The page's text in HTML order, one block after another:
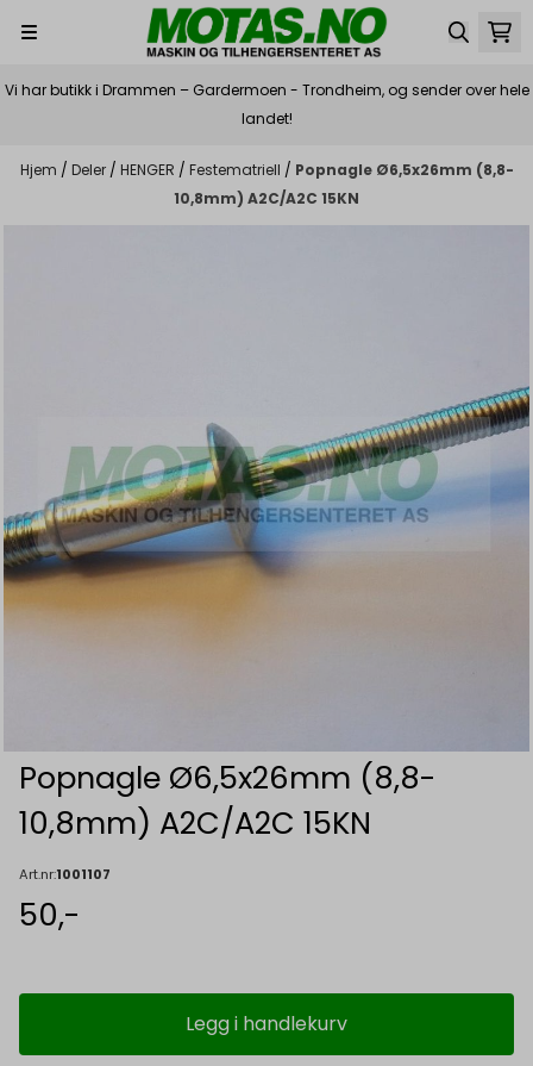
Hopp til innhold
Vi har butikk i Drammen – Gardermoen - Trondheim, og sender over hele
landet!
Hjem / Deler / HENGER / Festematriell / Popnagle Ø6,5x26mm (8,8-
10,8mm) A2C/A2C 15KN
Popnagle Ø6,5x26mm (8,8-
10,8mm) A2C/A2C 15KN
Art.nr:1001107
50,-
Legg i handlekurv